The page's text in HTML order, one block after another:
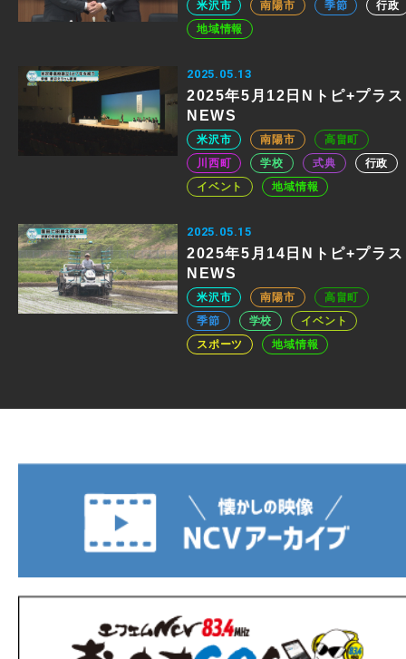
米沢市 南陽市 季節
行政
地域情報
2025.05.13
2025年5月12日Nトピ+プラス
NEWS
米沢市 南陽市
高畠町
川西町
学校 式典
行政
イベント
地域情報
2025.05.15
2025年5月14日Nトピ+プラス
NEWS
米沢市 南陽市
高畠町
季節
学校
イベント
スポーツ
地域情報